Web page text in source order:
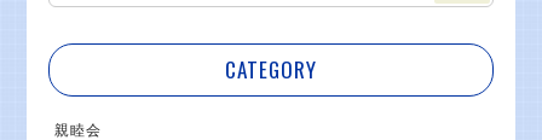
CATEGORY
親睦会